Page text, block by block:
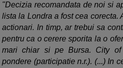
"Decizia recomandata de noi si
lista la Londra a fost cea corecta.
actionari. In timp, ar trebui sa
pentru ca o cerere sporita la o
mari chiar si pe Bursa. City
pondere (participatie n.r.). (...) In